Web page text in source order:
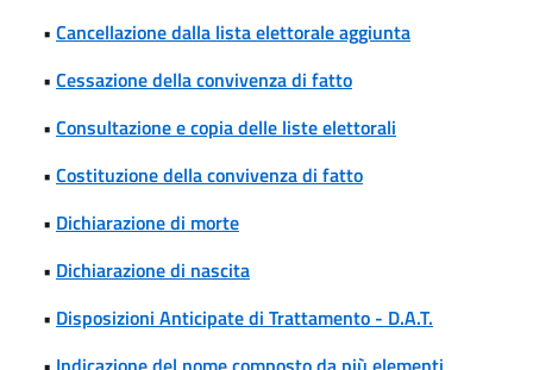
• Cancellazione dalla lista elettorale aggiunta
• Cessazione della convivenza di fatto
• Consultazione e copia delle liste elettorali
• Costituzione della convivenza di fatto
• Dichiarazione di morte
• Dichiarazione di nascita
• Disposizioni Anticipate di Trattamento - D.A.T.